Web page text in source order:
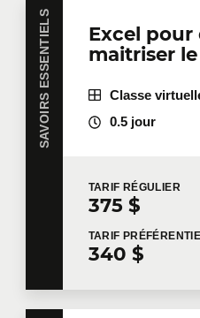
Vous avez plusieurs
même formation? Que ce
vos bureaux ou à
offrons des formations
besoins de votre équipe.
disponibles. Contactez-
demandez une
SAVOIRS ESSENTIELS
Excel
maitriser
Classe
0.5 jour
TARIF RÉGULIER
375 $
TARIF
340 $